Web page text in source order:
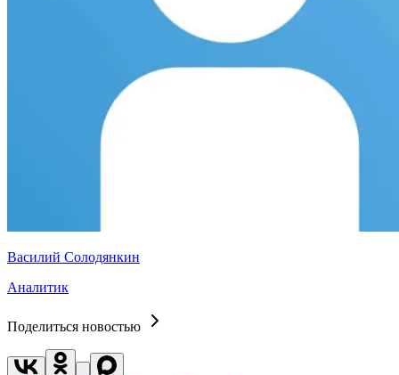
Василий Солодянкин
Аналитик
Поделиться новостью